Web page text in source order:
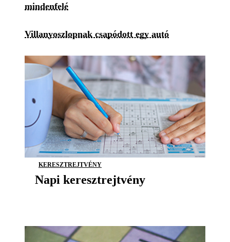
mindenfelé
Villanyoszlopnak csapódott egy autó
KERESZTREJTVÉNY
Napi keresztrejtvény